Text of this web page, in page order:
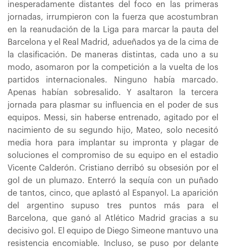
inesperadamente distantes del foco en las primeras
jornadas, irrumpieron con la fuerza que acostumbran
en la reanudación de la Liga para marcar la pauta del
Barcelona y el Real Madrid, adueñados ya de la cima de
la clasificación. De maneras distintas, cada uno a su
modo, asomaron por la competición a la vuelta de los
partidos internacionales. Ninguno había marcado.
Apenas habían sobresalido. Y asaltaron la tercera
jornada para plasmar su influencia en el poder de sus
equipos. Messi, sin haberse entrenado, agitado por el
nacimiento de su segundo hijo, Mateo, solo necesitó
media hora para implantar su impronta y plagar de
soluciones el compromiso de su equipo en el estadio
Vicente Calderón. Cristiano derribó su obsesión por el
gol de un plumazo. Enterró la sequía con un puñado
de tantos, cinco, que aplastó al Espanyol. La aparición
del argentino supuso tres puntos más para el
Barcelona, que ganó al Atlético Madrid gracias a su
decisivo gol. El equipo de Diego Simeone mantuvo una
resistencia encomiable. Incluso, se puso por delante